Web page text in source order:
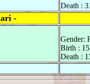
Death :
-
Gender:
Birth :
Death :